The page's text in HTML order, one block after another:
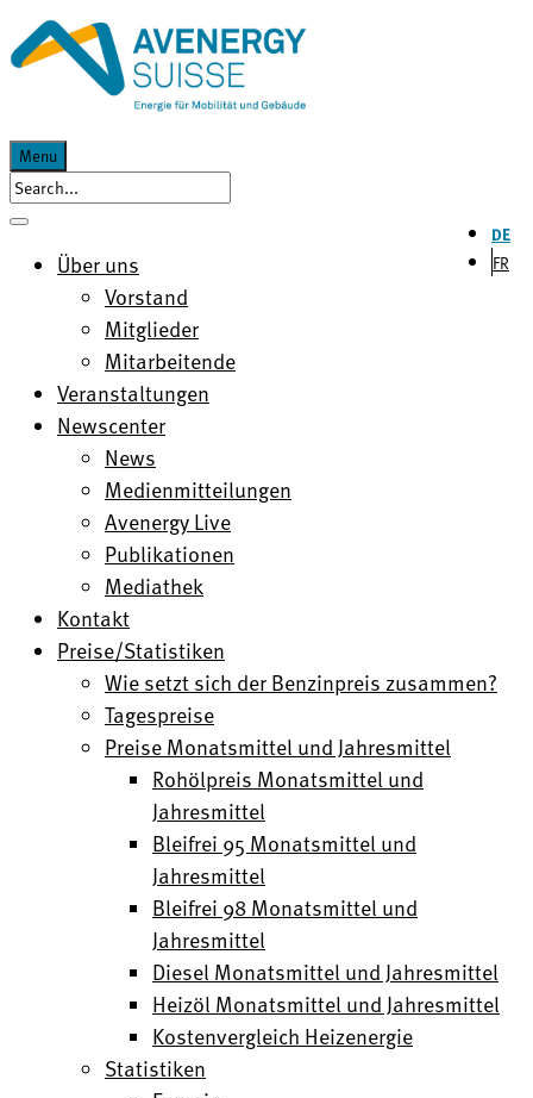
Menu
DE
FR
Über uns
Vorstand
Mitglieder
Mitarbeitende
Veranstaltungen
Newscenter
News
Medienmitteilungen
Avenergy Live
Publikationen
Mediathek
Kontakt
Preise/Statistiken
Wie setzt sich der Benzinpreis zusammen?
Tagespreise
Preise Monatsmittel und Jahresmittel
Rohölpreis Monatsmittel und
Jahresmittel
Bleifrei 95 Monatsmittel und
Jahresmittel
Bleifrei 98 Monatsmittel und
Jahresmittel
Diesel Monatsmittel und Jahresmittel
Heizöl Monatsmittel und Jahresmittel
Kostenvergleich Heizenergie
Statistiken